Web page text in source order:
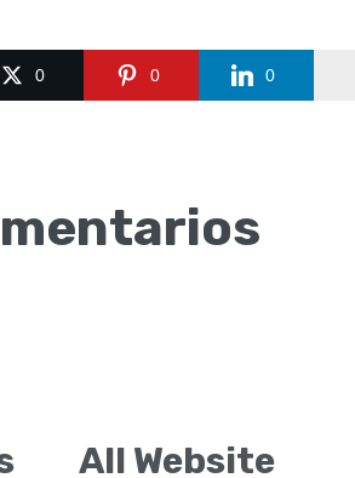
0 0 0
All Website